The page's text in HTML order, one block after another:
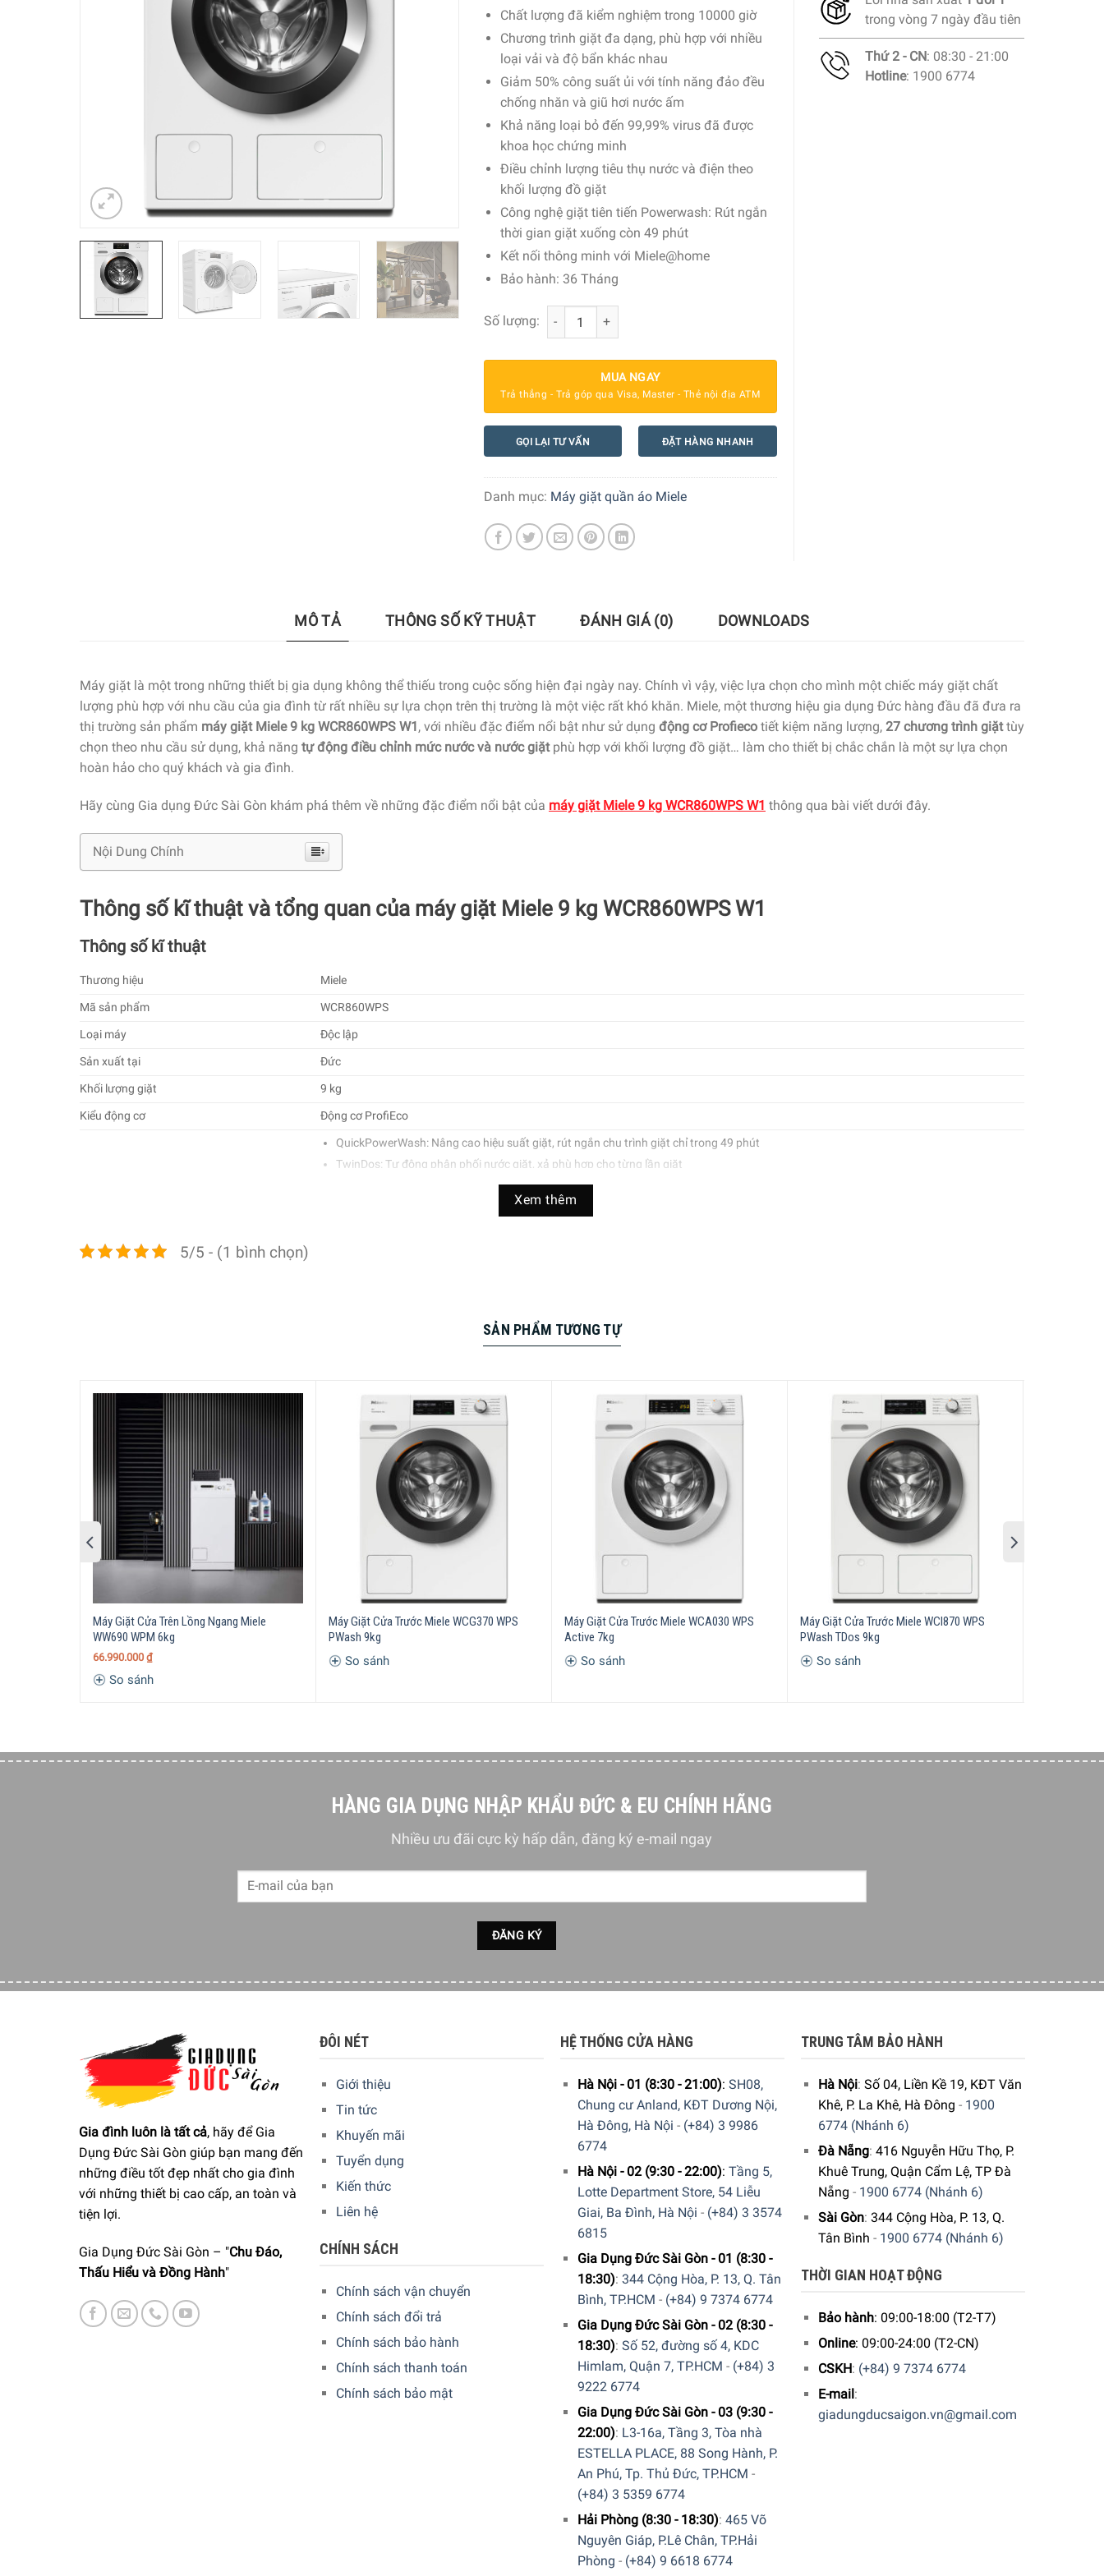
Chất lượng đã kiểm nghiệm trong 10000 giờ
Chương trình giặt đa dạng, phù hợp với nhiều
loại vải và độ bẩn khác nhau
Giảm 50% công suất ủi với tính năng đảo đều
chống nhăn và giũ hơi nước ấm
Khả năng loại bỏ đến 99,99% virus đã được
khoa học chứng minh
Điều chỉnh lượng tiêu thụ nước và điện theo
khối lượng đồ giặt
Công nghệ giặt tiên tiến Powerwash: Rút ngắn
thời gian giặt xuống còn 49 phút
Kết nối thông minh với Miele@home
Bảo hành: 36 Tháng
Số lượng: Máy giặt Miele 9 kg WCR860WPS W1 số lượng
MUA NGAY
Trả thẳng - Trả góp qua Visa, Master - Thẻ nội địa ATM
GỌI LẠI TƯ VẤN ĐẶT HÀNG NHANH
Danh mục: Máy giặt quần áo Miele
trong vòng 7 ngày đầu tiên
Thứ 2 - CN: 08:30 - 21:00
Hotline: 1900 6774
MÔ TẢ THÔNG SỐ KỸ THUẬT ĐÁNH GIÁ (0) DOWNLOADS
Máy giặt là một trong những thiết bị gia dụng không thể thiếu trong cuộc sống hiện đại ngày nay. Chính vì vậy, việc lựa chọn cho mình một chiếc máy giặt chất
lượng phù hợp với nhu cầu của gia đình từ rất nhiều sự lựa chọn trên thị trường là một việc rất khó khăn. Miele, một thương hiệu gia dụng Đức hàng đầu đã đưa ra
thị trường sản phẩm máy giặt Miele 9 kg WCR860WPS W1 , với nhiều đặc điểm nổi bật như sử dụng động cơ Profieco tiết kiệm năng lượng, 27 chương trình giặttùy
chọn theo nhu cầu sử dụng, khả năng tự động điều chỉnh mức nước và nước giặtphù hợp với khối lượng đồ giặt… làm cho thiết bị chắc chắn là một sự lựa chọn
hoàn hảo cho quý khách và gia đình.
Hãy cùng Gia dụng Đức Sài Gòn khám phá thêm về những đặc điểm nổi bật của máy giặt Miele 9 kg WCR860WPS W1 thông qua bài viết dưới đây.
Nội Dung Chính
Thông số kĩ thuật và tổng quan của máy giặt Miele 9 kg WCR860WPS W1
Thông số kĩ thuật
Thương hiệu
Miele
Mã sản phẩm
WCR860WPS
Loại máy
Độc lập
Sản xuất tại
Đức
Khối lượng giặt
9 kg
Kiểu động cơ
Động cơ ProfiEco
QuickPowerWash: Nâng cao hiệu suất giặt, rút ngắn chu trình giặt chỉ trong 49 phút
TwinDos: Tự động phân phối nước giặt, xả phù hợp cho từng lần giặt
CapDosing: Định lượng chính xác chất giặt xả trong viên giặt xả Cap của Miele
Tự động điều chỉnh lượng tiêu thụ nước và điện theo khối lượng đồ giặt
Hỗ trợ ủi phẳng bằng hơi nước nóng
Kiểm soát lượng tiêu thụ năng lượng với ECOFeedback
Lồng giặt tổ ong giúp bảo vệ vải đồng thời giặt sạch hiệu quả
Bảng điều khiển
Cảm ứng – Màn hình LED hiển thị
Kích thước – Khối lượng
Cao 85 cm x Rộng 59,6 cm x Sâu 63,6 cm – 96 kg
Xem thêm
5/5 - (1 bình chọn)
SẢN PHẨM TƯƠNG TỰ
Máy Giặt Cửa Trên Lồng Ngang Miele
WW690 WPM 6kg
66.990.000 ₫
So sánh
Máy Giặt Cửa Trước Miele WCG370 WPS
PWash 9kg
So sánh
Máy Giặt Cửa Trước Miele WCA030 WPS
Active 7kg
So sánh
Máy Giặt Cửa Trước Miele WCI870 WPS
PWash TDos 9kg
So sánh
HÀNG GIA DỤNG NHẬP KHẨU ĐỨC & EU CHÍNH HÃNG
Nhiều ưu đãi cực kỳ hấp dẫn, đăng ký e-mail ngay
Gia đình luôn là tất cả, hãy để Gia
Dụng Đức Sài Gòn giúp bạn mang đến
những điều tốt đẹp nhất cho gia đình
với những thiết bị cao cấp, an toàn và
tiện lợi.
Gia Dụng Đức Sài Gòn – "Chu Đáo,
Thấu Hiểu và Đồng Hành"
ĐÔI NÉT
Giới thiệu
Tin tức
Khuyến mãi
Tuyển dụng
Kiến thức
Liên hệ
CHÍNH SÁCH
Chính sách vận chuyển
Chính sách đổi trả
Chính sách bảo hành
Chính sách thanh toán
Chính sách bảo mật
HỆ THỐNG CỬA HÀNG
Hà Nội - 01 (8:30 - 21:00): SH08,
Chung cư Anland, KĐT Dương Nội,
Hà Đông, Hà Nội - (+84) 3 9986
6774
Hà Nội - 02 (9:30 - 22:00): Tầng 5,
Lotte Department Store, 54 Liễu
Giai, Ba Đình, Hà Nội - (+84) 3 3574
6815
Gia Dụng Đức Sài Gòn - 01 (8:30 -
18:30): 344 Cộng Hòa, P. 13, Q. Tân
Bình, TP.HCM - (+84) 9 7374 6774
Gia Dụng Đức Sài Gòn - 02 (8:30 -
18:30): Số 52, đường số 4, KDC
Himlam, Quận 7, TP.HCM - (+84) 3
9222 6774
Gia Dụng Đức Sài Gòn - 03 (9:30 -
22:00): L3-16a, Tầng 3, Tòa nhà
ESTELLA PLACE, 88 Song Hành, P.
An Phú, Tp. Thủ Đức, TP.HCM -
(+84) 3 5359 6774
Hải Phòng (8:30 - 18:30): 465 Võ
Nguyên Giáp, P.Lê Chân, TP.Hải
Phòng - (+84) 9 6618 6774
TRUNG TÂM BẢO HÀNH
Hà Nội: Số 04, Liền Kề 19, KĐT Văn
Khê, P. La Khê, Hà Đông - 1900
6774 (Nhánh 6)
Đà Nẵng: 416 Nguyễn Hữu Thọ, P.
Khuê Trung, Quận Cẩm Lệ, TP Đà
Nẵng - 1900 6774 (Nhánh 6)
Sài Gòn: 344 Cộng Hòa, P. 13, Q.
Tân Bình - 1900 6774 (Nhánh 6)
THỜI GIAN HOẠT ĐỘNG
Bảo hành: 09:00-18:00 (T2-T7)
Online: 09:00-24:00 (T2-CN)
CSKH: (+84) 9 7374 6774
E-mail:
giadungducsaigon.vn@gmail.com